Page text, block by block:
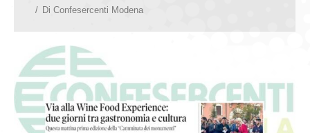
Di Confesercenti Modena